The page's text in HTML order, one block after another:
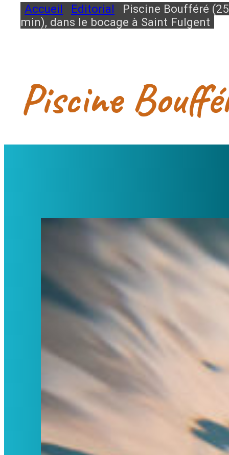
Accueil Editorial
Piscine Boufféré (25
min), dans le bocage à Saint Fulgent
Piscine